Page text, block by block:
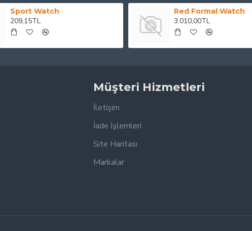
Sport Watch
209,15TL
Red Formal Watch
3.010,00TL
Müşteri Hizmetleri
İletişim
İade İşlemleri
Site Haritası
Markalar